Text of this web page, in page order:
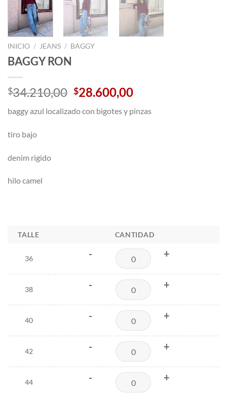
INICIO / JEANS / BAGGY
BAGGY RON
$34.210,00 El
original
$28.600,00El
actual
baggy azul localizado con bigotes y pinzas
tiro bajo
denim rigido
hilo camel
TALLE CANTIDAD
36 - +
38 - +
40 - +
42 - +
44 - +